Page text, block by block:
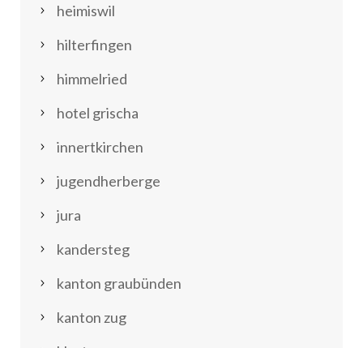
heimiswil
hilterfingen
himmelried
hotel grischa
innertkirchen
jugendherberge
jura
kandersteg
kanton graubünden
kanton zug